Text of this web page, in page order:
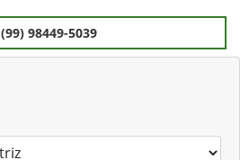
(99) 98449-5039